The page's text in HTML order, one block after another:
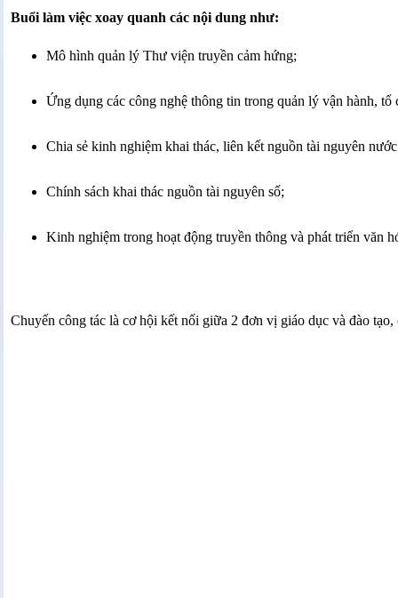
Buổi làm việc xoay quanh các nội dung như:
Mô hình quản lý Thư viện truyền cảm hứng;
Ứng dụng các công nghệ thông tin trong quản lý vận hành,
Chia sẻ kinh nghiệm khai thác, liên kết nguồn tài nguyên
Chính sách khai thác nguồn tài nguyên số;
Kinh nghiệm trong hoạt động truyền thông và phát triển văn
Chuyến công tác là cơ hội kết nối giữa 2 đơn vị giáo dục và đào